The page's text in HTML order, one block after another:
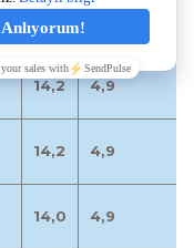
14,2 4,9
14,2 4,9
14,0 4,9